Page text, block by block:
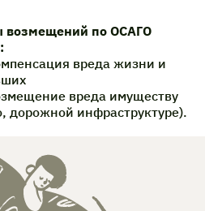
по ОСАГО
вреда жизни и
вреда имуществу
дорожной инфраструктуре).